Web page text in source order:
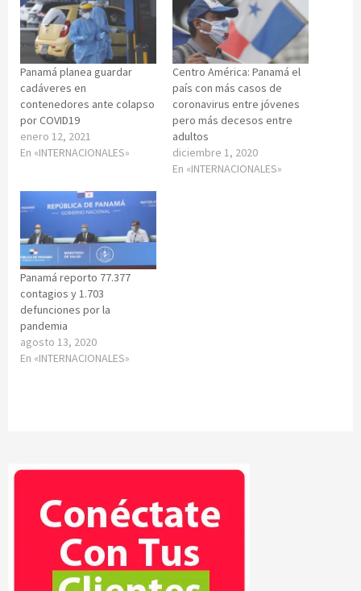
Panamá planea guardar
cadáveres en
contenedores ante colapso
por COVID19
enero 12, 2021
En «INTERNACIONALES»
Centro América: Panamá el
país con más casos de
coronavirus entre jóvenes
pero más decesos entre
adultos
diciembre 1, 2020
En «INTERNACIONALES»
Panamá reporto 77.377
contagios y 1.703
defunciones por la
pandemia
agosto 13, 2020
En «INTERNACIONALES»